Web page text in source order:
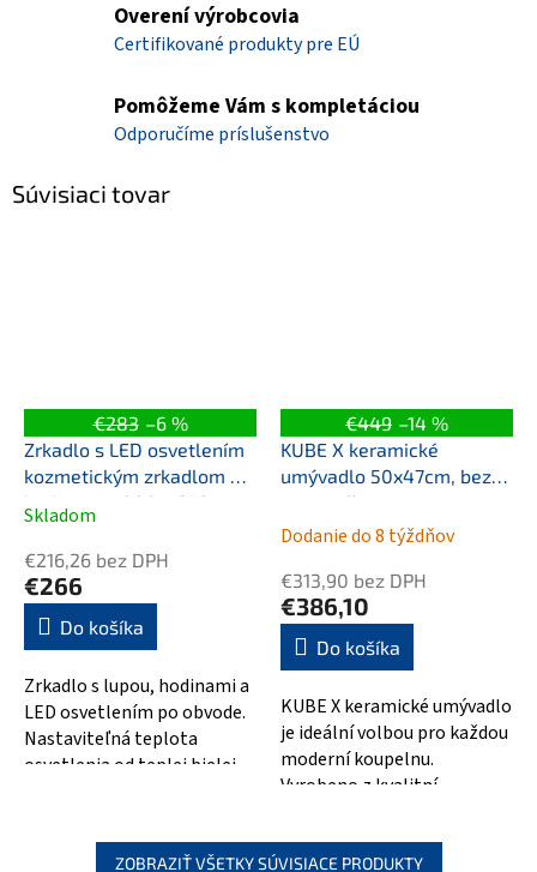
Overení výrobcovia
Certifikované produkty pre EÚ
Pomôžeme Vám s kompletáciou
Odporučíme príslušenstvo
Súvisiaci tovar
€283 –6 %
Zrkadlo s LED osvetlením
kozmetickým zrkadlom a
hodinami, 1000 x 650 mm,
nastaviteľná teplota
osvetlenie
Priemerné
hodnotenie
produktu
je
4,5
z
5
hviezdičiek.
Skladom
€216,26 bez DPH
€266
Do košíka
Zrkadlo s lupou, hodinami a
LED osvetlením po obvode.
Nastaviteľná teplota
osvetlenia od teplej bielej
€449 –14 %
KUBE X keramické
umývadlo 50x47cm, bez
otvoru, čierna mat
Dodanie do 8 týždňov
€313,90 bez DPH
€386,10
Do košíka
KUBE X keramické umývadlo
je ideální volbou pro každou
moderní koupelnu.
Vyrobeno z kvalitní
odolnost a...
ZOBRAZIŤ VŠETKY SÚVISIACE PRODUKTY